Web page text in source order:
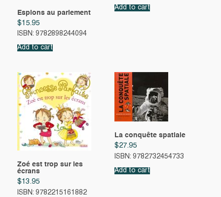
Espions au parlement
$15.95
ISBN: 9782898244094
Add to cart
Add to cart
Zoé est trop sur les
écrans
$13.95
ISBN: 9782215161882
La conquête spatiale
$27.95
ISBN: 9782732454733
Add to cart